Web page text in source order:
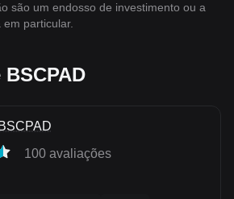
são um endosso de investimento ou a
particular.
100 avaliações